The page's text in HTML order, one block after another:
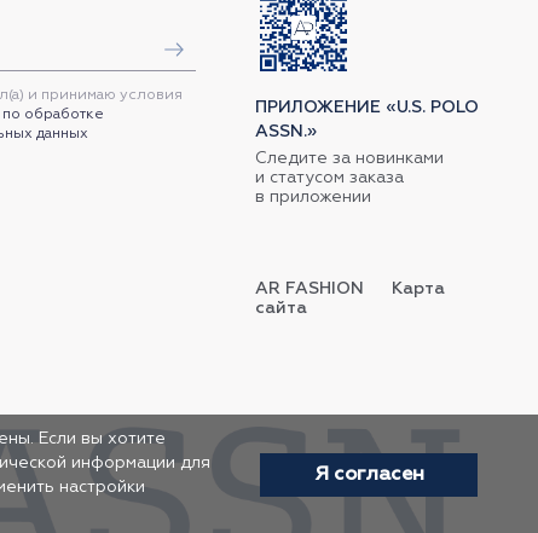
и принимаю условия
обработке
данных
ПРИЛОЖЕНИЕ «U.S. POLO
ASSN.»
Следите за новинками
и статусом заказа
в приложении
AR FASHION
Карта
сайта
Если вы хотите
информации для
настройки
Я согласен